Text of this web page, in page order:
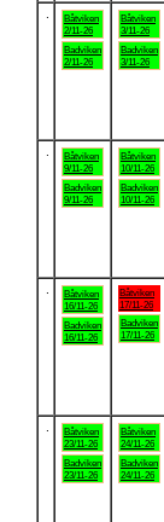
Båtviken
2/11-26
Badviken
2/11-26
Båtviken
3/11-26
Badviken
3/11-26
Båtviken
9/11-26
Badviken
9/11-26
Båtviken
10/11-26
Badviken
10/11-26
Båtviken
16/11-26
Badviken
16/11-26
Båtviken
17/11-26
Badviken
17/11-26
Båtviken
23/11-26
Badviken
23/11-26
Båtviken
24/11-26
Badviken
24/11-26